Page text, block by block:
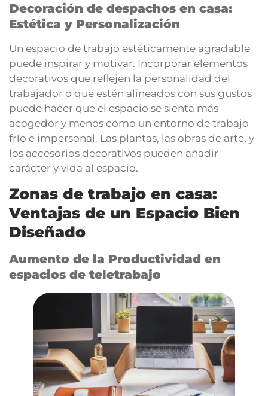
Decoración de despachos en casa:
Estética y Personalización
Un espacio de trabajo estéticamente agradable
puede inspirar y motivar. Incorporar elementos
decorativos que reflejen la personalidad del
trabajador o que estén alineados con sus gustos
puede hacer que el espacio se sienta más
acogedor y menos como un entorno de trabajo
frío e impersonal. Las plantas, las obras de arte, y
los accesorios decorativos pueden añadir
carácter y vida al espacio.
Zonas de trabajo en casa:
Ventajas de un Espacio Bien
Diseñado
Aumento de la Productividad en
espacios de teletrabajo